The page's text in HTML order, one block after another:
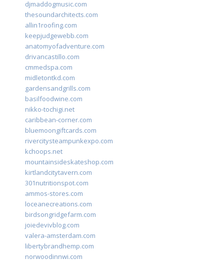
djmaddogmusic.com
thesoundarchitects.com
allin1roofing.com
keepjudgewebb.com
anatomyofadventure.com
drivancastillo.com
cmmedspa.com
midletontkd.com
gardensandgrills.com
basilfoodwine.com
nikko-tochigi.net
caribbean-corner.com
bluemoongiftcards.com
rivercitysteampunkexpo.com
kchoops.net
mountainsideskateshop.com
kirtlandcitytavern.com
301nutritionspot.com
ammos-stores.com
loceanecreations.com
birdsongridgefarm.com
joiedevivblog.com
valera-amsterdam.com
libertybrandhemp.com
norwoodinnwi.com